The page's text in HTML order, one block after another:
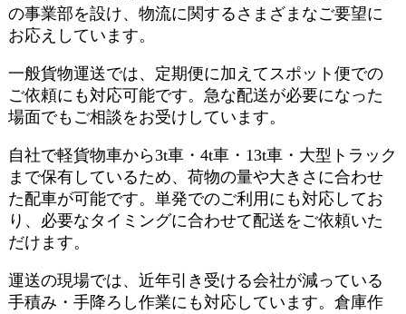
の事業部を設け、物流に関するさまざまなご要望に
お応えしています。
一般貨物運送では、定期便に加えてスポット便での
ご依頼にも対応可能です。急な配送が必要になった
場面でもご相談をお受けしています。
自社で軽貨物車から3t車・4t車・13t車・大型トラック
まで保有しているため、荷物の量や大きさに合わせ
た配車が可能です。単発でのご利用にも対応してお
り、必要なタイミングに合わせて配送をご依頼いた
だけます。
運送の現場では、近年引き受ける会社が減っている
手積み・手降ろし作業にも対応しています。倉庫作